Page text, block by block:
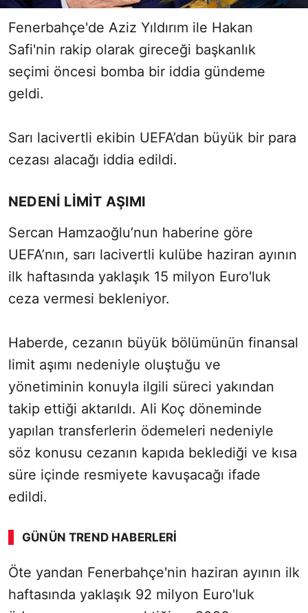
Fenerbahçe'de Aziz Yıldırım ile Hakan
Safi'nin rakip olarak gireceği başkanlık
seçimi öncesi bomba bir iddia gündeme
geldi.
Sarı lacivertli ekibin UEFA’dan büyük bir para
cezası alacağı iddia edildi.
NEDENİ LİMİT AŞIMI
Sercan Hamzaoğlu’nun haberine göre
UEFA’nın, sarı lacivertli kulübe haziran ayının
ilk haftasında yaklaşık 15 milyon Euro'luk
ceza vermesi bekleniyor.
Haberde, cezanın büyük bölümünün finansal
limit aşımı nedeniyle oluştuğu ve
yönetiminin konuyla ilgili süreci yakından
takip ettiği aktarıldı. Ali Koç döneminde
yapılan transferlerin ödemeleri nedeniyle
söz konusu cezanın kapıda beklediği ve kısa
süre içinde resmiyete kavuşacağı ifade
edildi.
GÜNÜN TREND HABERLERI
Öte yandan Fenerbahçe'nin haziran ayının ilk
haftasında yaklaşık 92 milyon Euro'luk